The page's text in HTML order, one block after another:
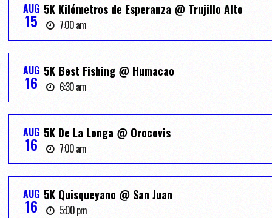
AUG
15
5K Kilómetros de Esperanza @ Trujillo Alto
7:00 am
AUG
16
5K Best Fishing @ Humacao
6:30 am
AUG
16
5K De La Longa @ Orocovis
7:00 am
AUG
16
5K Quisqueyano @ San Juan
5:00 pm